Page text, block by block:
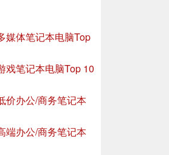
媒体笔记本电脑Top
戏笔记本电脑Top 10
价办公/商务笔记本
端办公/商务笔记本